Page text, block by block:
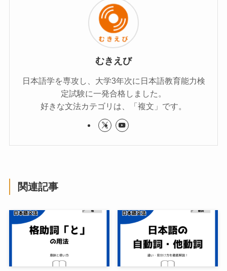
むきえび
日本語学を専攻し、大学3年次に日本語教育能力検
定試験に一発合格しました。
好きな文法カテゴリは、「複文」です。
関連記事